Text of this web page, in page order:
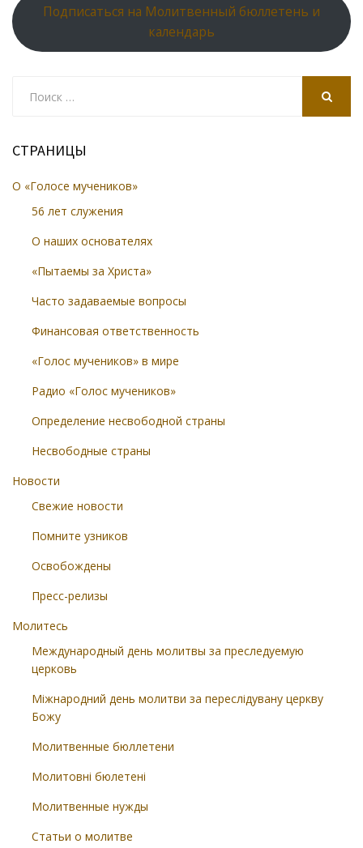
Подписаться на Молитвенный бюллетень и
календарь
СТРАНИЦЫ
О «Голосе мучеников»
56 лет служения
О наших основателях
«Пытаемы за Христа»
Часто задаваемые вопросы
Финансовая ответственность
«Голос мучеников» в мире
Радио «Голос мучеников»
Определение несвободной страны
Несвободные страны
Новости
Свежие новости
Помните узников
Освобождены
Пресс-релизы
Молитесь
Международный день молитвы за преследуемую
церковь
Міжнародний день молитви за переслідувану церкву
Божу
Молитвенные бюллетени
Молитовні бюлетені
Молитвенные нужды
Статьи о молитве